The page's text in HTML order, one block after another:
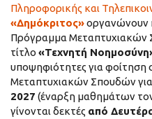
Πληροφορικής και
«Δημόκριτος»οργανώνουν
Πρόγραμμα Μεταπτυχιακών
τίτλο «Τεχνητή
υποψηφιότητες για
Μεταπτυχιακών Σπουδών
2027 (έναρξη μαθημάτων
γίνονται δεκτές από